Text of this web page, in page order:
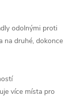
odolnými proti
na druhé, dokonce
více místa pro